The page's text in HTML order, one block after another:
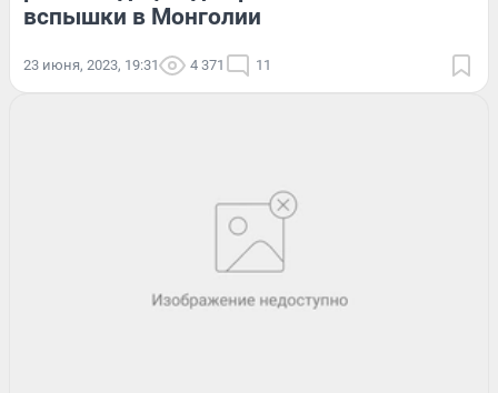
вспышки в Монголии
23 июня, 2023, 19:31 4 371 11